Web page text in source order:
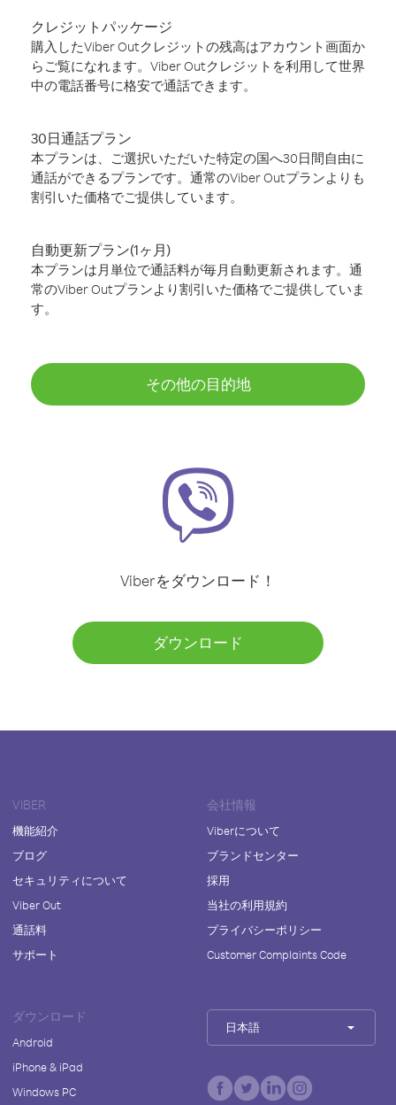
クレジットパッケージ
購入したViber Outクレジットの残高はアカウント画面か
らご覧になれます。Viber Outクレジットを利用して世界
中の電話番号に格安で通話できます。
30日通話プラン
本プランは、ご選択いただいた特定の国へ30日間自由に
通話ができるプランです。通常のViber Outプランよりも
割引いた価格でご提供しています。
自動更新プラン(1ヶ月)
本プランは月単位で通話料が毎月自動更新されます。通
常のViber Outプランより割引いた価格でご提供していま
す。
その他の目的地
Viberをダウンロード！
ダウンロード
VIBER
機能紹介
ブログ
セキュリティについて
Viber Out
通話料
サポート
会社情報
Viberについて
ブランドセンター
採用
当社の利用規約
プライバシーポリシー
Customer Complaints Code
ダウンロード
Android
iPhone & iPad
Windows PC
日本語